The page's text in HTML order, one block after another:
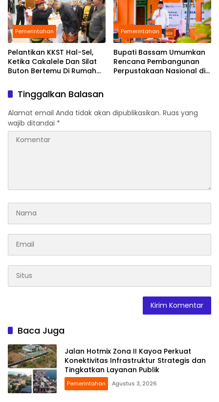
Pemerintahan
Pelantikan KKST Hal-Sel,
Ketika Cakalele Dan Silat
Buton Bertemu Di Rumah
Pemerintahan
Bupati Bassam Umumkan
Rencana Pembangunan
Perpustakaan Nasional di
Tinggalkan Balasan
Alamat email Anda tidak akan dipublikasikan. Ruas yang
wajib ditandai *
Baca Juga
Jalan Hotmix Zona II Kayoa Perkuat
Konektivitas Infrastruktur Strategis dan
Tingkatkan Layanan Publik
Pemerintahan Agustus 3, 2026